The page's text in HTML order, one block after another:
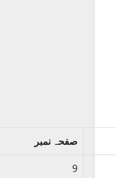
صفحہ نمبر
9